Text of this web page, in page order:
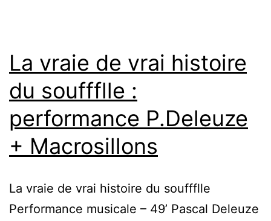
histoire
du
souffflle
La vraie de vrai histoire
du souffflle :
performance P.Deleuze
+ Macrosillons
La vraie de vrai histoire du souffflle
Performance musicale – 49’ Pascal Deleuze